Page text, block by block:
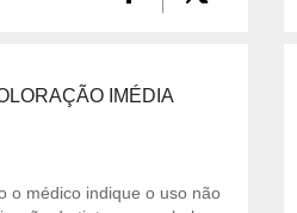
IMÉDIA
o médico indique o uso não